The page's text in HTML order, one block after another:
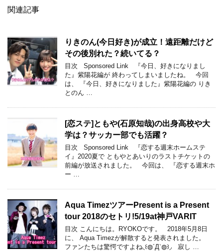
関連記事
りきのん(今日好き)が成立！遠距離だけど
その後別れた？続いてる？
目次 Sponsored Link 『今日、好きになりまし
た』紫陽花編が 終わってしまいましたね。 今回
は、 『今日、好きになりました』紫陽花編の りき
とのん …
[恋ステ]ともや(石原知哉)の出身高校や大
学は？サッカー部でも活躍？
目次 Sponsored Link 『恋する週末ホームステ
イ』2020夏で ともやとあいりのラストチケットの
前編が放送されました。 今回は、 『恋する週末ホ
ー …
Aqua TimezツアーPresent is a Present
tour 2018のセトリ!5/19at神戸VARIT
目次 こんにちは。RYOKOです。 2018年5月8日
に、 Aqua Timezが解散すると発表されました。
ファンたちは驚愕ですよね◟꒰◍´Д‵◍꒱◞ 寂し …